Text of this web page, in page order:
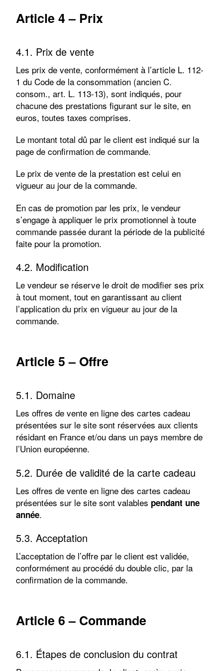
Article 4 – Prix
4.1. Prix de vente
Les prix de vente, conformément à l’article L. 112-
1 du Code de la consommation (ancien C.
consom., art. L. 113-13), sont indiqués, pour
chacune des prestations figurant sur le site, en
euros, toutes taxes comprises.
Le montant total dû par le client est indiqué sur la
page de confirmation de commande.
Le prix de vente de la prestation est celui en
vigueur au jour de la commande.
En cas de promotion par les prix, le vendeur
s’engage à appliquer le prix promotionnel à toute
commande passée durant la période de la publicité
faite pour la promotion.
4.2. Modification
Le vendeur se réserve le droit de modifier ses prix
à tout moment, tout en garantissant au client
l’application du prix en vigueur au jour de la
commande.
Article 5 – Offre
5.1. Domaine
Les offres de vente en ligne des cartes cadeau
présentées sur le site sont réservées aux clients
résidant en France et/ou dans un pays membre de
l’Union européenne.
5.2. Durée de validité de la carte cadeau
Les offres de vente en ligne des cartes cadeau
présentées sur le site sont valables pendant une
année.
5.3. Acceptation
L’acceptation de l’offre par le client est validée,
conformément au procédé du double clic, par la
confirmation de la commande.
Article 6 – Commande
6.1. Étapes de conclusion du contrat